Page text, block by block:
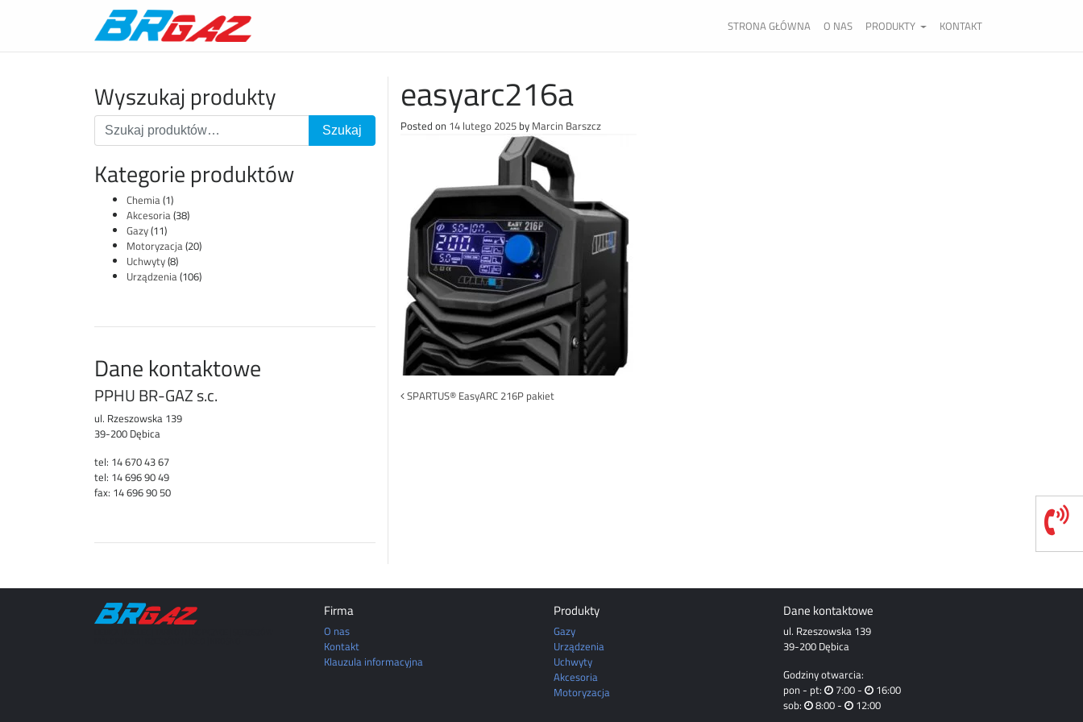
STRONA GŁÓWNA O NAS PRODUKTY KONTAKT
Wyszukaj produkty
Kategorie produktów
Chemia(1)
Akcesoria(38)
Gazy(11)
Motoryzacja(20)
Uchwyty(8)
Urządzenia(106)
Dane kontaktowe
PPHU BR-GAZ s.c.
ul. Rzeszowska 139
39-200 Dębica
tel: 14 670 43 67
tel: 14 696 90 49
fax: 14 696 90 50
easyarc216a
Posted on 14 lutego 2025by Marcin Barszcz
Post
SPARTUS® EasyARC 216P pakiet
Firma
O nas
Kontakt
Klauzula informacyjna
Produkty
Gazy
Urządzenia
Uchwyty
Akcesoria
Motoryzacja
Dane kontaktowe
ul. Rzeszowska 139
39-200 Dębica
Godziny otwarcia:
pon - pt:
7:00 -
16:00
sob:
8:00 - 12:00